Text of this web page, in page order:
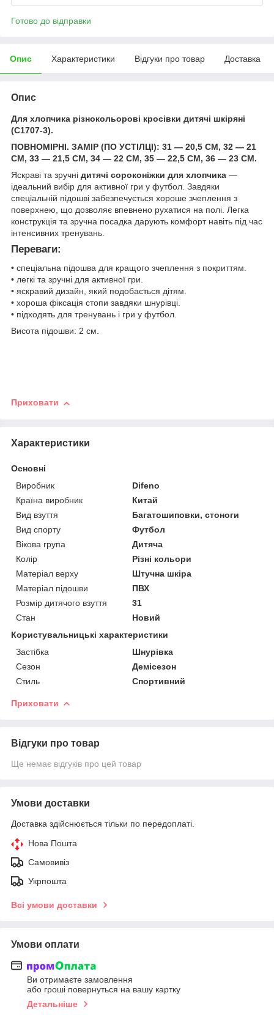
Готово до відправки
Опис Характеристики Відгуки про товар Доставка
Опис
Для хлопчика різнокольорові кросівки дитячі шкіряні
(C1707-3).
ПОВНОМІРНІ. ЗАМІР (ПО УСТІЛЦІ): 31 — 20,5 СМ, 32 — 21
СМ, 33 — 21,5 СМ, 34 — 22 СМ, 35 — 22,5 СМ, 36 — 23 СМ.
Яскраві та зручні дитячі сороконіжки для хлопчика —
ідеальний вибір для активної гри у футбол. Завдяки
спеціальній підошві забезпечується хороше зчеплення з
поверхнею, що дозволяє впевнено рухатися на полі. Легка
конструкція та зручна посадка дарують комфорт навіть під час
інтенсивних тренувань.
Переваги:
• спеціальна підошва для кращого зчеплення з покриттям.
• легкі та зручні для активної гри.
• яскравий дизайн, який подобається дітям.
• хороша фіксація стопи завдяки шнурівці.
• підходять для тренувань і гри у футбол.
Висота підошви: 2 см.
Приховати
Характеристики
Основні
Виробник
Difeno
Країна виробник
Китай
Вид взуття
Багатошиповки, стоноги
Вид спорту
Футбол
Вікова група
Дитяча
Колір
Різні кольори
Матеріал верху
Штучна шкіра
Матеріал підошви
ПВХ
Розмір дитячого взуття
31
Стан
Новий
Користувальницькі характеристики
Застібка
Шнурівка
Сезон
Демісезон
Стиль
Спортивний
Приховати
Відгуки про товар
Ще немає відгуків про цей товар
Умови доставки
Доставка здійснюється тільки по передоплаті.
Нова Пошта
Самовивіз
Укрпошта
Всі умови доставки
Умови оплати
Ви отримаєте замовлення
або гроші повернуться на вашу картку
Детальніше